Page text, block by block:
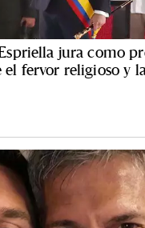
jura como
fervor religioso y